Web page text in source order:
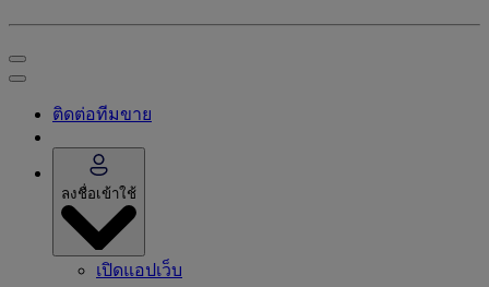
ติดต่อทีมขาย
ลงชื่อเข้าใช้
เปิดแอปเว็บ